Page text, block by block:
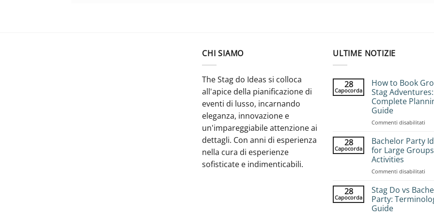
CHI SIAMO
The Stag do Ideas si colloca
all'apice della pianificazione di
eventi di lusso, incarnando
eleganza, innovazione e
un'impareggiabile attenzione ai
dettagli. Con anni di esperienza
nella cura di esperienze
sofisticate e indimenticabili.
ULTIME NOTIZIE
28
Capocorda
How to Book
Stag Adventures:
Complete
Guide
Commenti disabilitati
to
28
Capocorda
Bachelor Party
for Large
Activities
Commenti disabilitati
Ideas
for
28
Capocorda
Stag Do vs
Party:
Guide